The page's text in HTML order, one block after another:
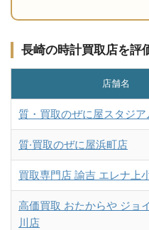
長崎の時計買取店を評
店舗名
質・買取のぜに屋スタジ
質·買取のぜに屋浜町店
買取専門店 諭吉 エレナ上
高価買取 おたからや ジョ
川店